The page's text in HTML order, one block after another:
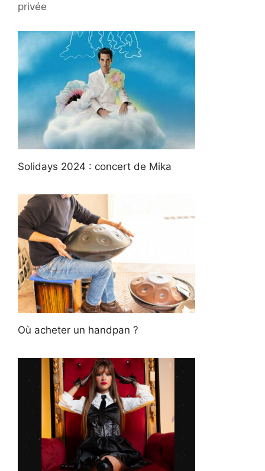
privée
Solidays 2024 : concert de Mika
Où acheter un handpan ?